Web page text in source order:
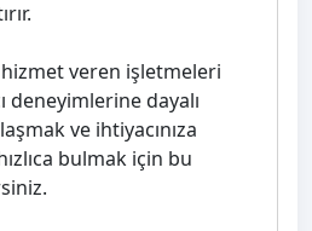
veren işletmeleri
deneyimlerine dayalı
ve ihtiyacınıza
bulmak için bu